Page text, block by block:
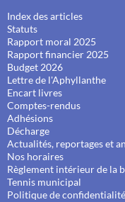
Index des articles
Statuts
Rapport moral 2025
Rapport financier 2025
Budget 2026
Lettre de l'Aphyllanthe
Encart livres
Comptes-rendus
Adhésions
Décharge
Actualités, reportages et
Nos horaires
Règlement intérieur de la
Tennis municipal
Politique de confidentialité